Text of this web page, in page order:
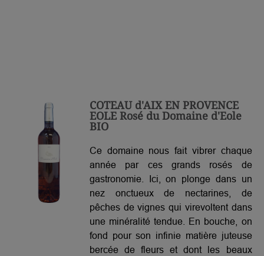
COTEAU d'AIX EN PROVENCE
EOLE Rosé du Domaine d'Eole
BIO
Ce domaine nous fait vibrer chaque
année par ces grands rosés de
gastronomie. Ici, on plonge dans un
nez onctueux de nectarines, de
pêches de vignes qui virevoltent dans
une minéralité tendue. En bouche, on
fond pour son infinie matière juteuse
bercée de fleurs et dont les beaux